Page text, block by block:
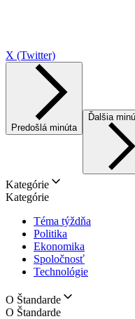
X (Twitter)
Predošlá minúta
Ďalšia
Kategórie
Kategórie
Téma týždňa
Politika
Ekonomika
Spoločnosť
Technológie
O Štandarde
O Štandarde